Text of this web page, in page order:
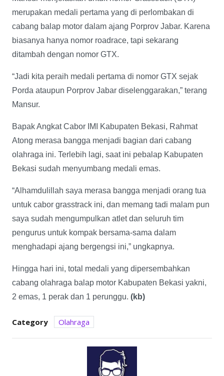
merupakan medali pertama yang di perlombakan di
cabang balap motor dalam ajang Porprov Jabar. Karena
biasanya hanya nomor roadrace, tapi sekarang
ditambah dengan nomor GTX.
“Jadi kita peraih medali pertama di nomor GTX sejak
Porda ataupun Porprov Jabar diselenggarakan,” terang
Mansur.
Bapak Angkat Cabor IMI Kabupaten Bekasi, Rahmat
Atong merasa bangga menjadi bagian dari cabang
olahraga ini. Terlebih lagi, saat ini pebalap Kabupaten
Bekasi sudah menyumbang medali emas.
“Alhamdulillah saya merasa bangga menjadi orang tua
untuk cabor grasstrack ini, dan memang tadi malam pun
saya sudah mengumpulkan atlet dan seluruh tim
pengurus untuk kompak bersama-sama dalam
menghadapi ajang bergengsi ini,” ungkapnya.
Hingga hari ini, total medali yang dipersembahkan
cabang olahraga balap motor Kabupaten Bekasi yakni,
2 emas, 1 perak dan 1 perunggu. (kb)
Category Olahraga